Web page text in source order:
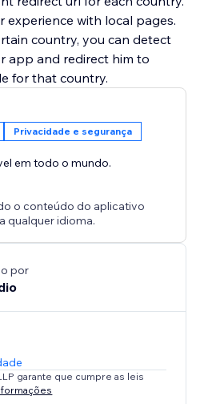
experience with local pages.
country, you can detect
app and redirect him to
for that country.
Privacidade e segurança
em todo o mundo.
o conteúdo do aplicativo
qualquer idioma.
por
garante que cumpre as leis